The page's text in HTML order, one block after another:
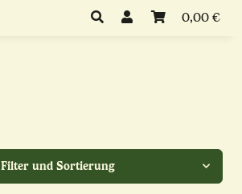
0,00 €
Filter und Sortierung